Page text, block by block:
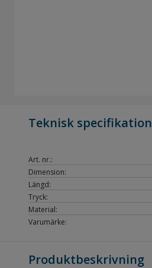
Teknisk specifikation
Art. nr.:
Dimension:
Längd:
Tryck:
Material:
Varumärke:
Produktbeskrivning